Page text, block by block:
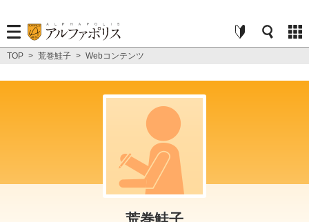
TOP > 荒巻鮭子 > Webコンテンツ